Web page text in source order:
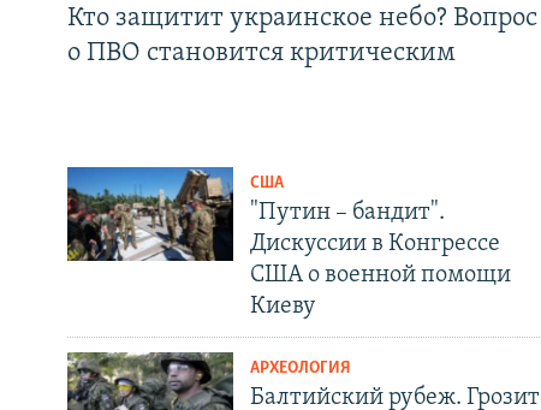
Кто защитит украинское небо? Вопрос
о ПВО становится критическим
США
"Путин – бандит".
Дискуссии в Конгрессе
США о военной помощи
Киеву
АРХЕОЛОГИЯ
Балтийский рубеж. Грозит